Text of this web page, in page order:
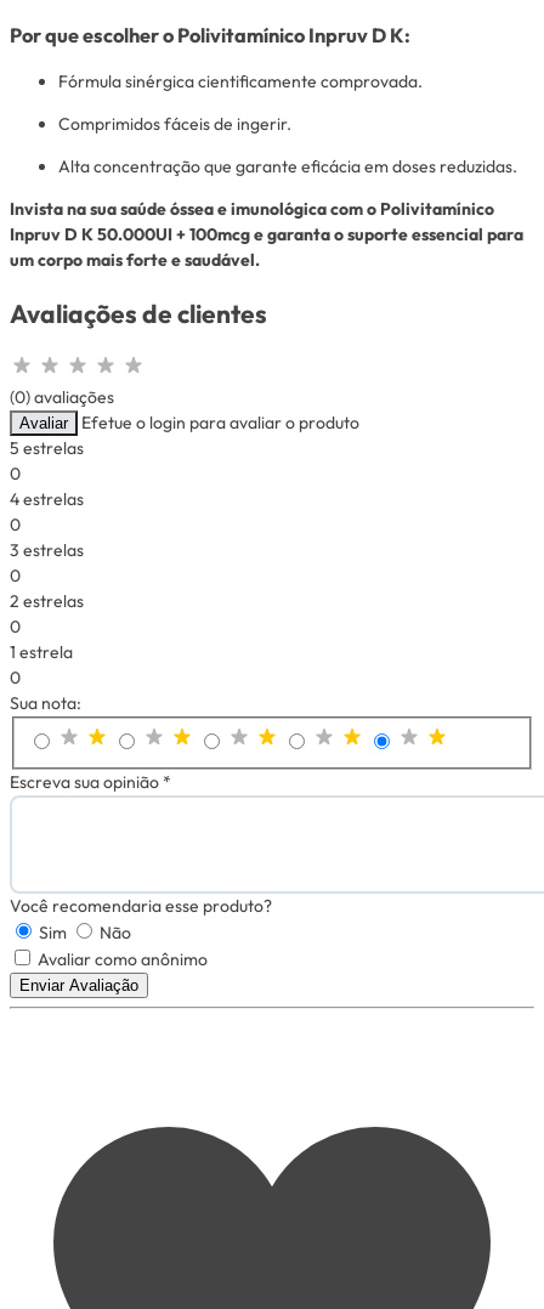
Por que escolher o Polivitamínico Inpruv D K:
Fórmula sinérgica cientificamente comprovada.
Comprimidos fáceis de ingerir.
Alta concentração que garante eficácia em doses reduzidas.
Invista na sua saúde óssea e imunológica com o Polivitamínico
Inpruv D K 50.000UI + 100mcg e garanta o suporte essencial para
um corpo mais forte e saudável.
Avaliações de clientes
(0) avaliações
Avaliar
Efetue o login para avaliar o produto
5 estrelas
0
4 estrelas
0
3 estrelas
0
2 estrelas
0
1 estrela
0
Sua nota:
Escreva sua opinião *
Você recomendaria esse produto?
Sim
Não
Avaliar como anônimo
Enviar Avaliação